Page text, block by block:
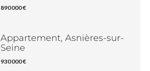
890 000 €
Appartement, Asnières-sur-
Seine
930 000 €